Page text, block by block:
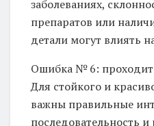
заболеваниях,
препаратов или
детали могут влиять
Ошибка № 6:
Для стойкого и
важны правильные
последовательность